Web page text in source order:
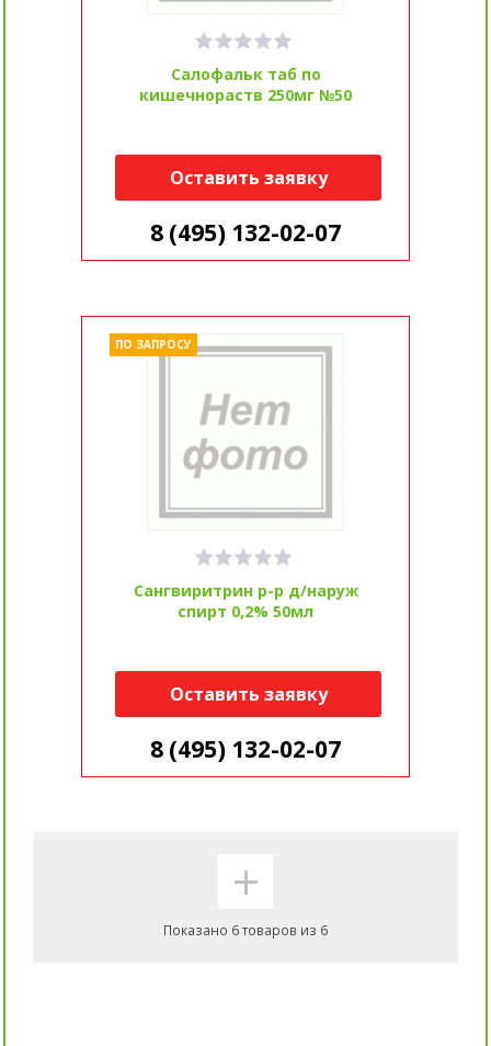
Салофальк таб по
кишечнораств 250мг №50
Оставить заявку
8 (495) 132-02-07
Сангвиритрин р-р д/наруж
спирт 0,2% 50мл
ПО ЗАПРОСУ
Оставить заявку
8 (495) 132-02-07
+
Показано 6 товаров из 6